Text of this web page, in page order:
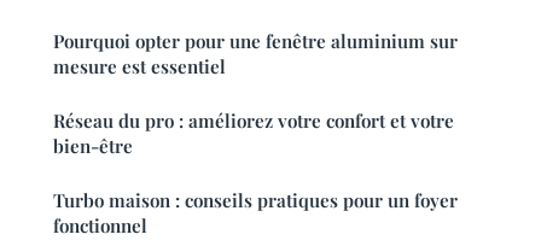
Pourquoi opter pour une fenêtre aluminium sur
mesure est essentiel
Réseau du pro : améliorez votre confort et votre
bien-être
Turbo maison : conseils pratiques pour un foyer
fonctionnel